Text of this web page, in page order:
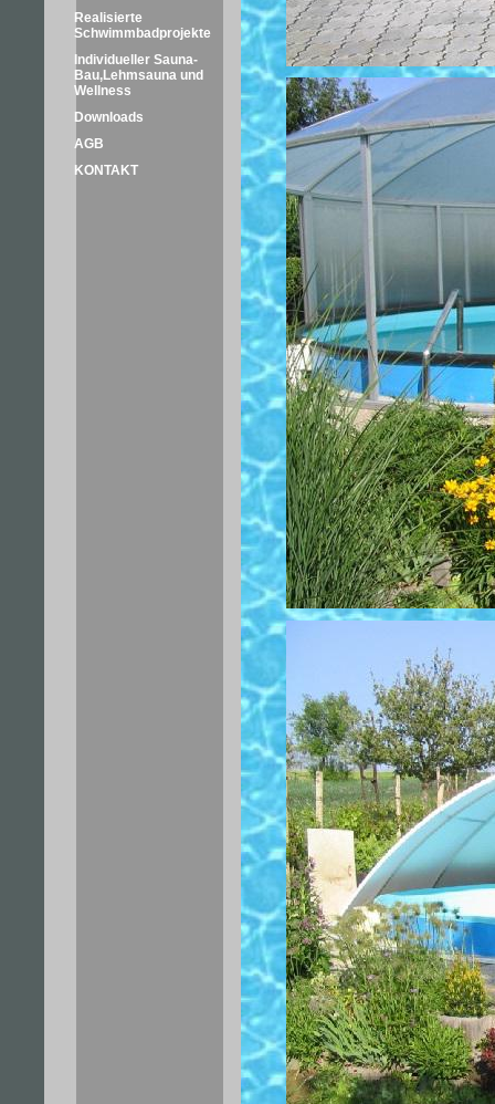
Realisierte
Schwimmbadprojekte
Individueller Sauna-
Bau,Lehmsauna und
Wellness
Downloads
AGB
KONTAKT